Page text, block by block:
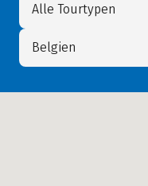
Alle Tourtypen
Belgien